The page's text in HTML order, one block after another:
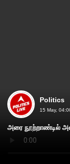
Politics
15 May,
அரை நூற்றாண்டில்